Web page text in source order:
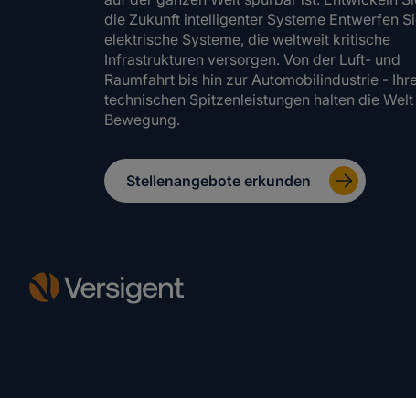
die Zukunft intelligenter Systeme Entwerfen
elektrische Systeme, die weltweit kritische
Infrastrukturen versorgen. Von der Luft- und
Raumfahrt bis hin zur Automobilindustrie -
technischen Spitzenleistungen halten die Welt
Bewegung.
Stellenangebote erkunden